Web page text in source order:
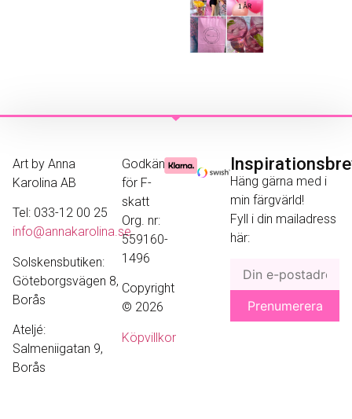
Art by Anna
Karolina AB
Tel: 033-12 00 25
info@annakarolina.se
Solskensbutiken:
Göteborgsvägen 8,
Borås
Ateljé:
Salmeniigatan 9,
Borås
Godkänd
för F-
skatt
Org. nr:
559160-
1496
Copyright
© 2026
Köpvillkor
Häng gärna med i
min färgvärld!
Fyll i din mailadress
här: